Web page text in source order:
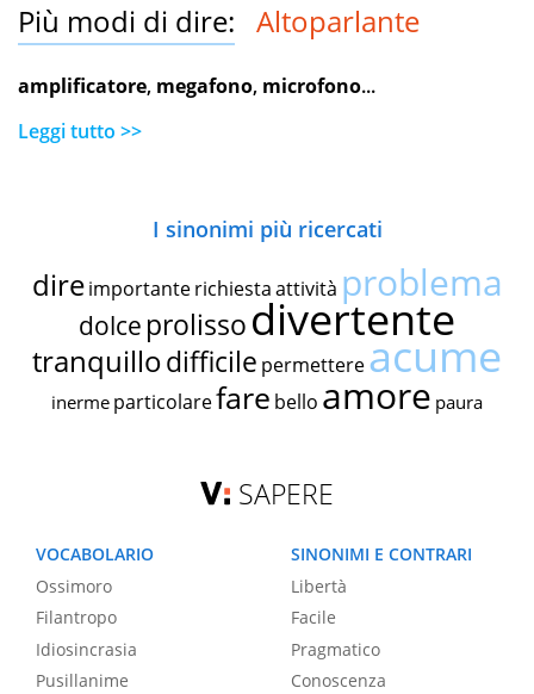
Più modi di dire: Altoparlante
amplificatore, megafono, microfono...
Leggi tutto >>
I sinonimi più ricercati
dire importante richiestaattività problema
dolce prolissodivertente
tranquillodifficile permettereacume
inerme particolarefare bello amore paura
SAPERE
VOCABOLARIO
Ossimoro
Filantropo
Idiosincrasia
Pusillanime
SINONIMI E CONTRARI
Libertà
Facile
Pragmatico
Conoscenza